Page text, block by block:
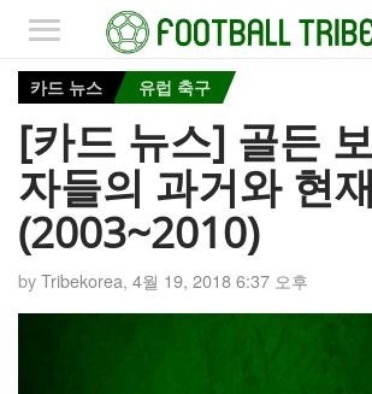
카드 뉴스 유럽 축구
[카드 뉴스] 골든
자들의 과거와 현재
(2003~2010)
byTribekorea, 4월 19, 2018 6:37 오후